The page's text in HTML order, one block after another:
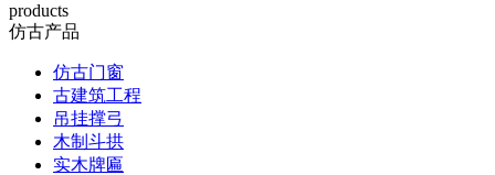
products
仿古产品
仿古门窗
古建筑工程
吊挂撑弓
木制斗拱
实木牌匾